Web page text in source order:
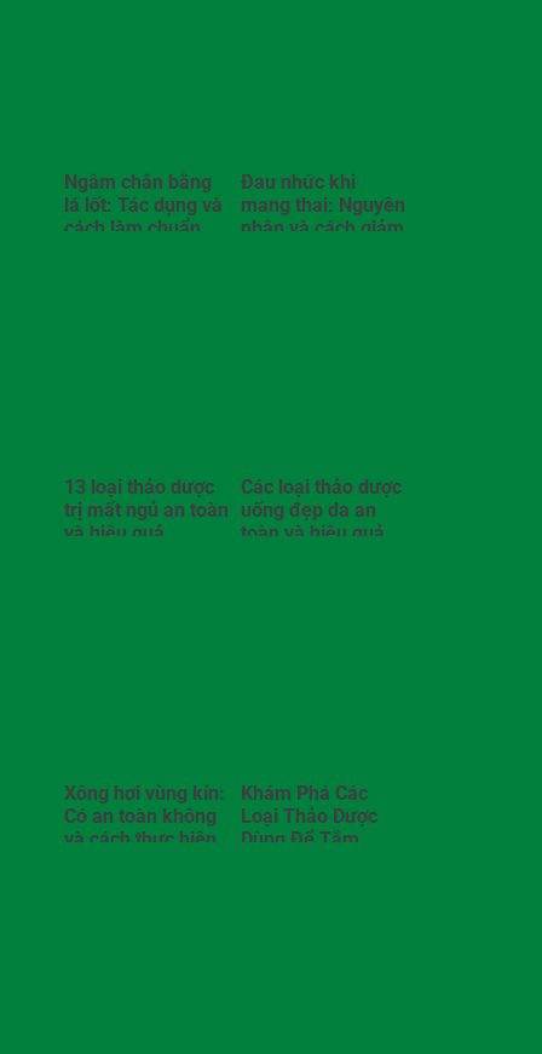
Ngâm chân bằng
lá lốt: Tác dụng và
cách làm chuẩn
Đau nhức khi
mang thai: Nguyên
nhân và cách giảm
13 loại thảo dược
trị mất ngủ an toàn
và hiệu quả
Các loại thảo dược
uống đẹp da an
toàn và hiệu quả
Xông hơi vùng kín:
Có an toàn không
và cách thực hiện
Khám Phá Các
Loại Thảo Dược
Dùng Để Tắm